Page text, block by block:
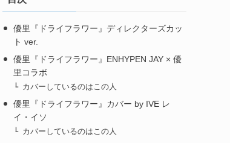
優里『ドライフラワー』ディレクターズカッ
ト ver.
優里『ドライフラワー』ENHYPEN JAY × 優
里コラボ
カバーしているのはこの人
優里『ドライフラワー』カバー by IVE レ
イ・イソ
カバーしているのはこの人